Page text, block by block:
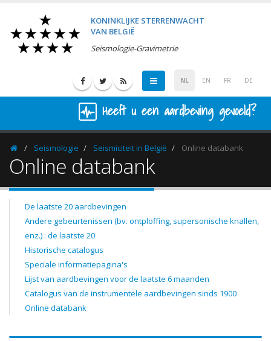
KONINKLIJKE STERRENWACHT
VAN BELGIË
Seismologie-Gravimetrie
NL EN FR DE
Heeft u een aardbeving gevoeld?
HomepageSeismologie Seismiciteit in België Online databank
Online databank
De laatste 20 aardbevingen
Andere gebeurtenissen (bv. ontploffing, supersonische knallen,
enz.) : de laatste 20
Historische catalogus
Speciale informatiepagina's
Lijst van aardbevingen voor de laatste 6 maanden
Catalogus van de instrumentele aardbevingen sinds 1900
Online databank